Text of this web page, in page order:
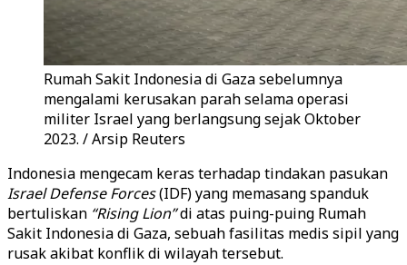
Rumah Sakit Indonesia di Gaza sebelumnya
mengalami kerusakan parah selama operasi
militer Israel yang berlangsung sejak Oktober
2023. / Arsip Reuters
Indonesia mengecam keras terhadap tindakan pasukan
Israel Defense Forces(IDF) yang memasang spanduk
bertuliskan “Rising Lion”di atas puing-puing Rumah
Sakit Indonesia di Gaza, sebuah fasilitas medis sipil yang
rusak akibat konflik di wilayah tersebut.